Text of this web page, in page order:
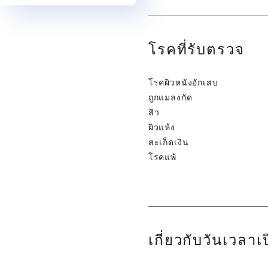
โรคที่รับตรวจ
โรคผิวหนังอักเสบ
ถูกแมลงกัด
สิว
ผิวแห้ง
สะเก็ดเงิน
โรคแพ้
เกี่ยวกับวันเวลา